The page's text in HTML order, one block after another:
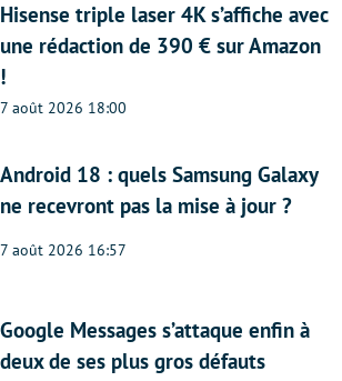
Hisense triple laser 4K s’affiche avec
une rédaction de 390 € sur Amazon
!
7 août 2026 18:00
Android 18 : quels Samsung Galaxy
ne recevront pas la mise à jour ?
7 août 2026 16:57
Google Messages s’attaque enfin à
deux de ses plus gros défauts